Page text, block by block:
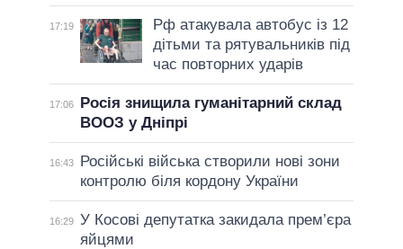
17:19
Рф атакувала автобус із 12
дітьми та рятувальників під
час повторних ударів
17:06
Росія знищила гуманітарний склад
ВООЗ у Дніпрі
16:43
Російські війська створили нові зони
контролю біля кордону України
16:29 У Косові депутатка закидала прем’єра
яйцями